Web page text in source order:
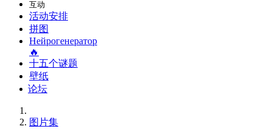
互动
活动安排
拼图
Нейрогенератор
🔥
十五个谜题
壁纸
论坛
图片集